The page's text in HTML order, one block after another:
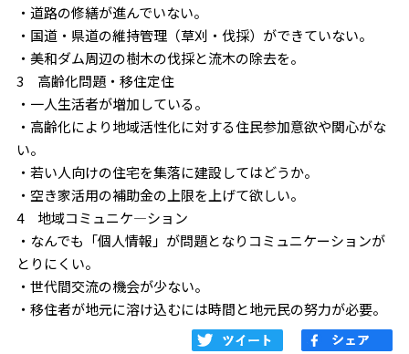
・道路の修繕が進んでいない。
・国道・県道の維持管理（草刈・伐採）ができていない。
・美和ダム周辺の樹木の伐採と流木の除去を。
3 高齢化問題・移住定住
・一人生活者が増加している。
・高齢化により地域活性化に対する住民参加意欲や関心がな
い。
・若い人向けの住宅を集落に建設してはどうか。
・空き家活用の補助金の上限を上げて欲しい。
4 地域コミュニケ―ション
・なんでも「個人情報」が問題となりコミュニケーションが
とりにくい。
・世代間交流の機会が少ない。
・移住者が地元に溶け込むには時間と地元民の努力が必要。